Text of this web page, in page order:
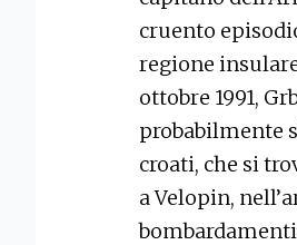
cruento
regione
ottobre 1991,
probabilmente
croati, che si
a Velopin,
bombardamenti